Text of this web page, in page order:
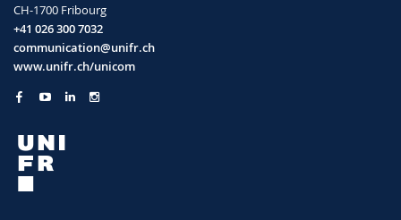
CH-1700 Fribourg
+41 026 300 7032
communication@unifr.ch
www.unifr.ch/unicom